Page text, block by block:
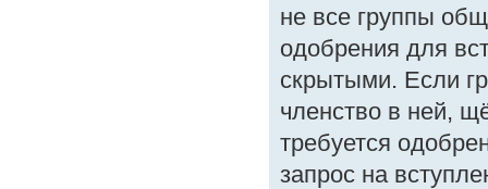
не все группы
одобрения для
скрытыми. Если
членство в ней,
требуется
запрос на